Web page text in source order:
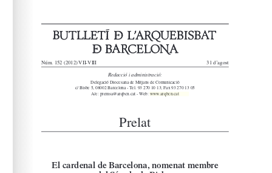
arqbcn.cat - Web: www.arqbcn.cat